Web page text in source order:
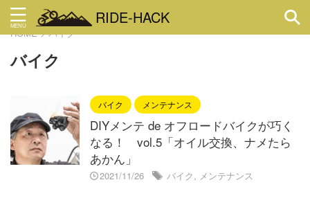
RIDE-HACK
HOME> バイク
バイク
バイク メンテナンス
DIYメンテ de オフロードバイクが巧く
なる！ vol.5「オイル交換、ナメたら
あかん」
2021/11/26 バイク, メンテナンス